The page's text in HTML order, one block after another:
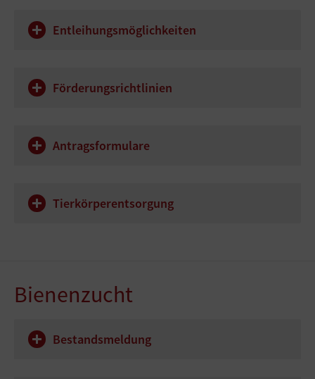
Entleihungsmöglichkeiten
Förderungsrichtlinien
Antragsformulare
Tierkörperentsorgung
Bienenzucht
Bestandsmeldung